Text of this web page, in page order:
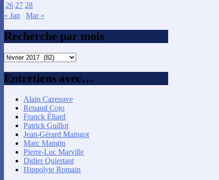
26 27 28
« Jan
Mar »
Recherche par mois
Recherche
mois
Entretiens avec…
Alain Cazenave
Renaud Cojo
Franck Éliard
Patrick Guillot
Jean-Gérard Maingot
Marc Mangin
Pierre-Luc Marville
Didier Quiertant
Hippolyte Romain